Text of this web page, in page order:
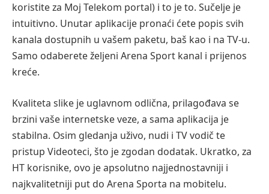
koristite za Moj Telekom portal) i to je to. Sučelje je
intuitivno. Unutar aplikacije pronaći ćete popis svih
kanala dostupnih u vašem paketu, baš kao i na TV-u.
Samo odaberete željeni Arena Sport kanal i prijenos
kreće.
Kvaliteta slike je uglavnom odlična, prilagođava se
brzini vaše internetske veze, a sama aplikacija je
stabilna. Osim gledanja uživo, nudi i TV vodič te
pristup Videoteci, što je zgodan dodatak. Ukratko, za
HT korisnike, ovo je apsolutno najjednostavniji i
najkvalitetniji put do Arena Sporta na mobitelu.